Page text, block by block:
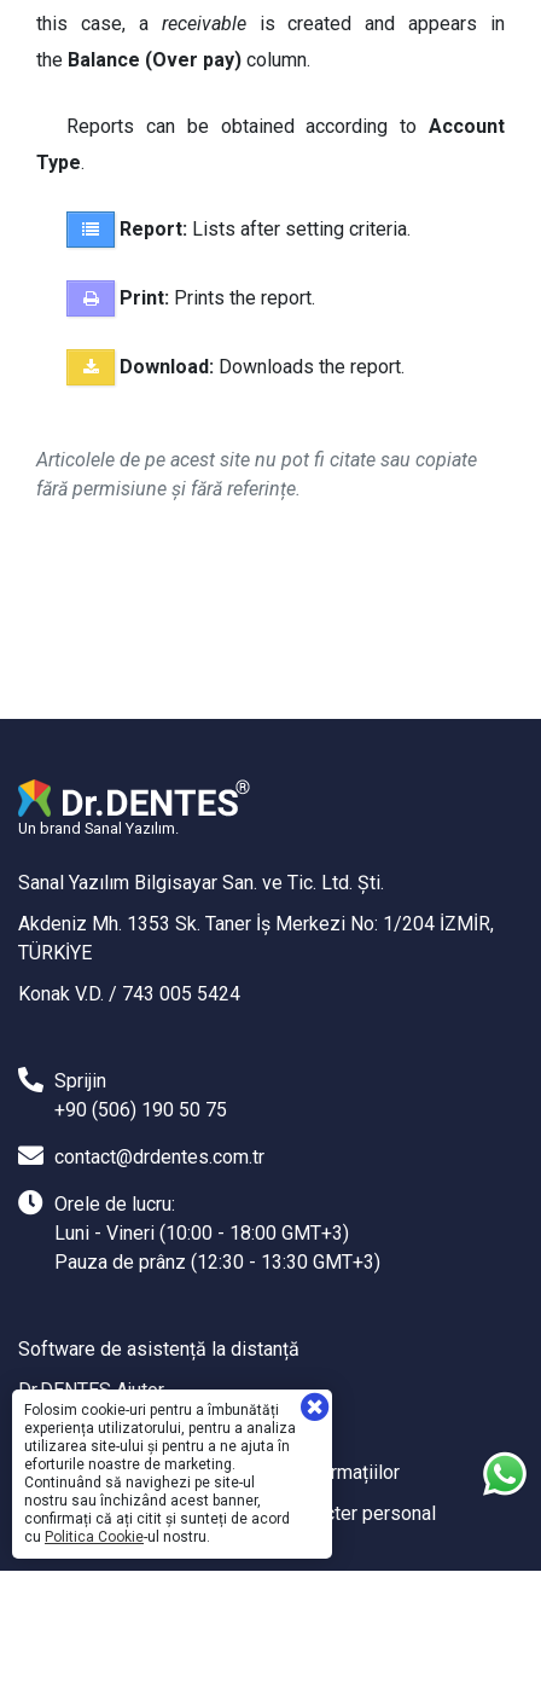
this case, a receivable is created and appears in
the Balance (Over pay) column.
Reports can be obtained according to Account
Type.
Report: Lists after setting criteria.
Print: Prints the report.
Download: Downloads the report.
Articolele de pe acest site nu pot fi citate sau copiate
fără permisiune și fără referințe.
Un brand Sanal Yazılım.
Sanal Yazılım Bilgisayar San. ve Tic. Ltd. Şti.
Akdeniz Mh. 1353 Sk. Taner İş Merkezi No: 1/204 İZMİR,
TÜRKİYE
Konak V.D. / 743 005 5424
Sprijin
+90 (506) 190 50 75
contact@drdentes.com.tr
Orele de lucru:
Luni - Vineri (10:00 - 18:00 GMT+3)
Pauza de prânz (12:30 - 13:30 GMT+3)
Software de asistență la distanță
Dr.DENTES Ajutor
Dr.DENTES API
Politici de calitate și securitate a informațiilor
Utilizarea și protecția datelor cu caracter personal
Folosim cookie-uri pentru a îmbunătăți
experiența utilizatorului, pentru a analiza
utilizarea site-ului și pentru a ne ajuta în
eforturile noastre de marketing.
Continuând să navighezi pe site-ul
nostru sau închizând acest banner,
confirmați că ați citit și sunteți de acord
cu Politica Cookie-ul nostru.